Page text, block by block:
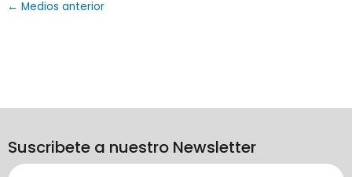
← Medios anterior
Suscribete a nuestro Newsletter